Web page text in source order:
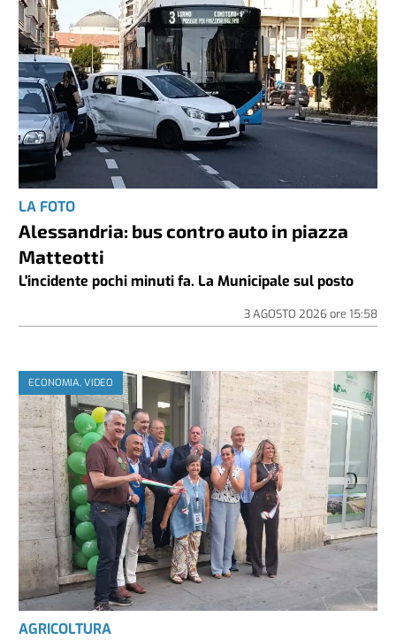
LA FOTO
Alessandria: bus contro auto in piazza
Matteotti
L'incidente pochi minuti fa. La Municipale sul posto
3 AGOSTO 2026ore 15:58
ECONOMIA, VIDEO
AGRICOLTURA